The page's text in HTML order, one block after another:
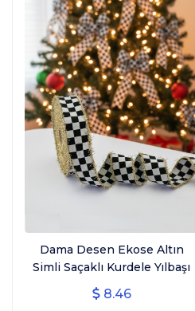
Dama Desen Ekose Altın
Simli Saçaklı Kurdele Yılbaşı
Kurdelesi (3 CM GENİŞLİK - 10
MT UZUNLUK)
8.46